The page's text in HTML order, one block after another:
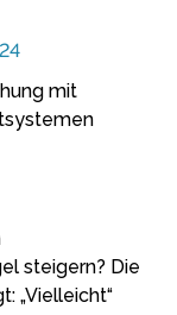
mit
steigern? Die
„Vielleicht“